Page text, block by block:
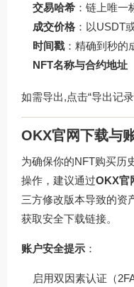
交易哈希 ：链上唯一
成交价格 ：以USDT
时间戳：精确到秒的
NFT名称与合约地址
如需导出,点击“导出记
OKX官网下载与
为确保你的NFT购买历
操作，建议通过OKX官
三方修改版本导致的资
获取安全下载链接。
账户安全提示 ：
启用双因素认证（2FA